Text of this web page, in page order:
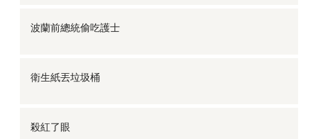
波蘭前總統偷吃護士
衛生紙丟垃圾桶
殺紅了眼